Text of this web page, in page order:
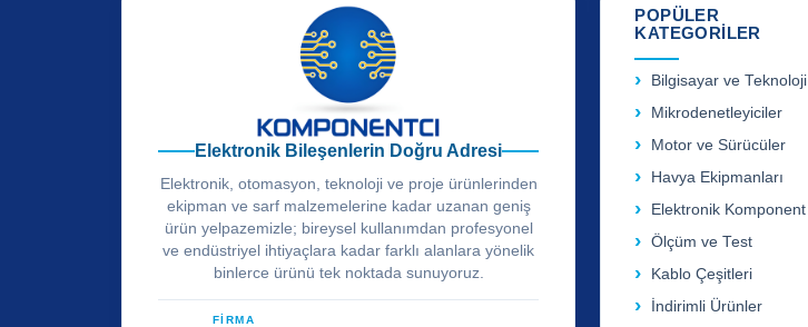
Elektronik Bileşenlerin Doğru Adresi
Elektronik, otomasyon, teknoloji ve proje ürünlerinden
ekipman ve sarf malzemelerine kadar uzanan geniş
ürün yelpazemizle; bireysel kullanımdan profesyonel
ve endüstriyel ihtiyaçlara kadar farklı alanlara yönelik
binlerce ürünü tek noktada sunuyoruz.
FİRMA
POPÜLER
KATEGORİLER
Bilgisayar ve Teknoloji
Mikrodenetleyiciler
Motor ve Sürücüler
Havya Ekipmanları
Elektronik Komponent
Ölçüm ve Test
Kablo Çeşitleri
İndirimli Ürünler